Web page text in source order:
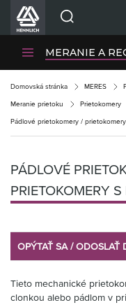
Divízie HENNLICH
Kariéra
Kontakty
Priemyselný park
Nákupný zoznam
MERANIE A
Domovská stránka MERES
Meranie prietoku Prietokomery
Pádlové prietokomery /
PÁDLOVÉ
PRIETOKOMERY
OPÝTAŤ SA / ODOSLAŤ
Tieto mechanické
clonkou alebo pádlom v